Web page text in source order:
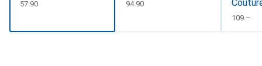
CHF
57.90 CHF
94.90
CHF
109.–